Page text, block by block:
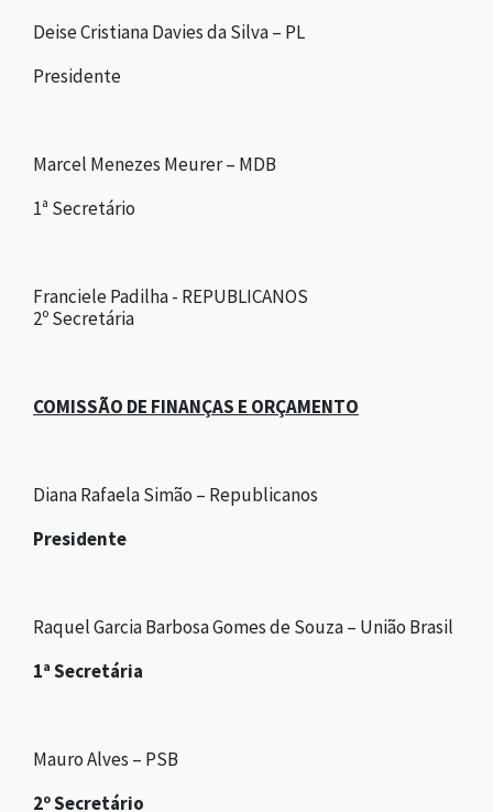
Deise Cristiana Davies da Silva – PL
Presidente
Marcel Menezes Meurer – MDB
1ª Secretário
Franciele Padilha - REPUBLICANOS
2º Secretária
COMISSÃO DE FINANÇAS E ORÇAMENTO
Diana Rafaela Simão – Republicanos
Presidente
Raquel Garcia Barbosa Gomes de Souza – União Brasil
1ª Secretária
Mauro Alves – PSB
2º Secretário